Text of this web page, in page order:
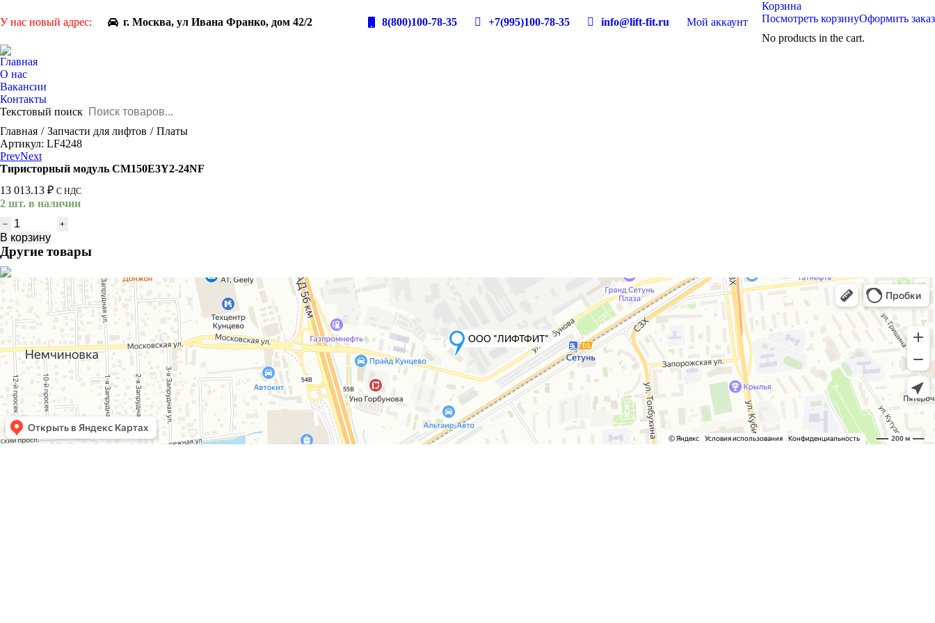
У нас новый адрес: г. Москва, ул Ивана Франко, дом 42/2 8(800)100-78-35 +7(995)100-78-35 info@lift-fit.ru Мой аккаунт
Корзина
Посмотреть корзинуОформить заказ
No products in the cart.
Главная
О нас
Вакансии
Контакты
Текстовый поиск
You are here:
Главная Запчасти для лифтов
Платы
Артикул: LF4248
PrevNext
Тиристорный модуль CM150E3Y2-24NF
13 013.13 ₽ С НДС
2 шт. в наличии
Количество
товара
Тиристорный
модуль
CM150E3Y2-
24NF
В корзину
Другие товары